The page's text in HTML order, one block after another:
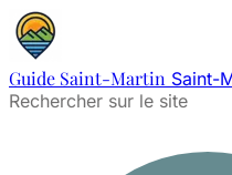
Guide Saint-Martin Saint-
Rechercher sur le site